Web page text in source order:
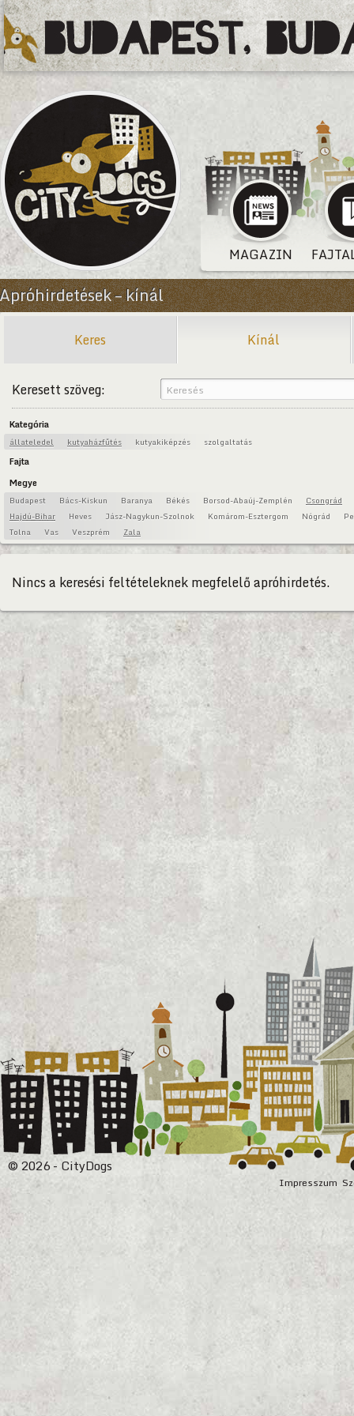
MAGAZIN
Apróhirdetések – kínál
Keres Kínál
Keresett szöveg:
Kategória
állateledel kutyaházfűtés kutyakiképzés szolgaltatás
Fajta
Megye
Budapest Bács-Kiskun Baranya Békés Borsod-Abaúj-Zemplén
Csongrád
Hajdú-Bihar
Heves Jász-Nagykun-Szolnok Komárom-Esztergom Nógrád
Tolna
Vas Veszprém Zala
Nincs a keresési feltételeknek megfelelő apróhirdetés.
Impresszum
© 2026 - CityDogs